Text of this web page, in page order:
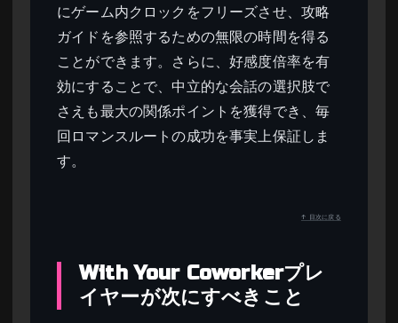
にゲーム内クロックをフリーズさせ、攻略
ガイドを参照するための無限の時間を得る
ことができます。さらに、好感度倍率を有
効にすることで、中立的な会話の選択肢で
さえも最大の関係ポイントを獲得でき、毎
回ロマンスルートの成功を事実上保証しま
す。
↑ 目次に戻る
With Your Coworkerプレ
イヤーが次にすべきこと